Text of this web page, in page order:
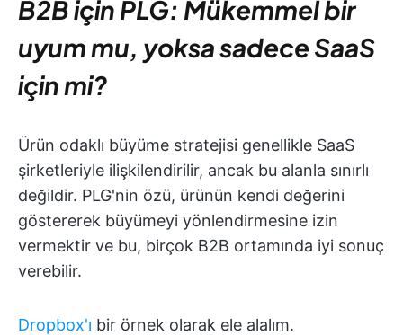
B2B için PLG: Mükemmel bir
uyum mu, yoksa sadece SaaS
için mi?
Ürün odaklı büyüme stratejisi genellikle SaaS
şirketleriyle ilişkilendirilir, ancak bu alanla sınırlı
değildir. PLG'nin özü, ürünün kendi değerini
göstererek büyümeyi yönlendirmesine izin
vermektir ve bu, birçok B2B ortamında iyi sonuç
verebilir.
Dropbox'ı bir örnek olarak ele alalım.